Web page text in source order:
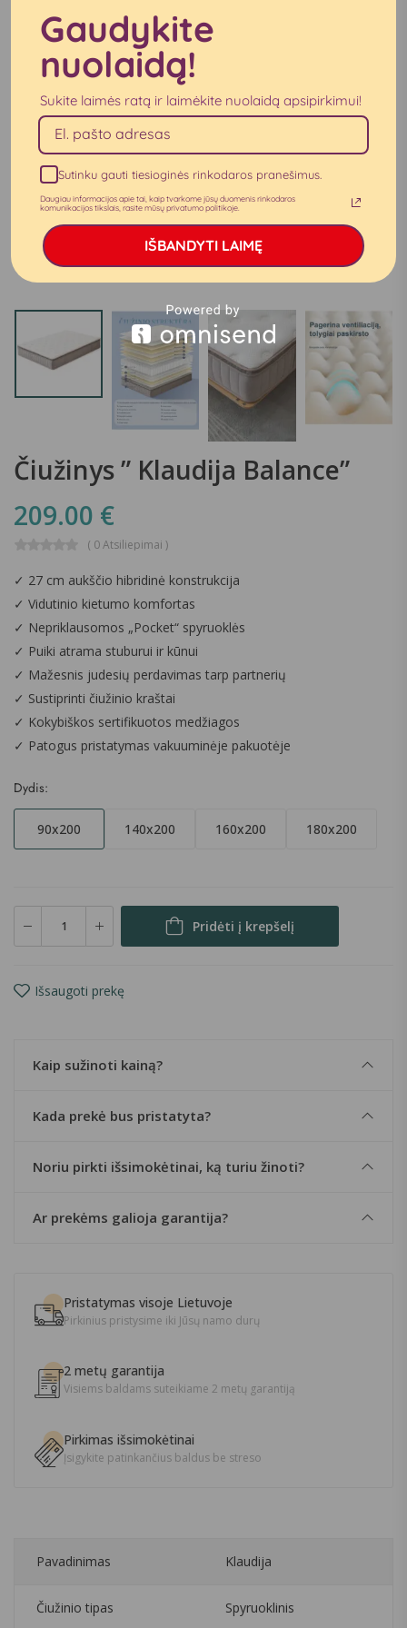
Čiužinys ” Klaudija Balance”
209.00 €
( 0 Atsiliepimai )
✓ 27 cm aukščio hibridinė konstrukcija
✓ Vidutinio kietumo komfortas
✓ Nepriklausomos „Pocket“ spyruoklės
✓ Puiki atrama stuburui ir kūnui
✓ Mažesnis judesių perdavimas tarp partnerių
✓ Sustiprinti čiužinio kraštai
✓ Kokybiškos sertifikuotos medžiagos
✓ Patogus pristatymas vakuuminėje pakuotėje
Dydis:
90x200 140x200 160x200 180x200
Pridėti į krepšelį
Išsaugoti prekę
Kaip sužinoti kainą?
Kada prekė bus pristatyta?
Noriu pirkti išsimokėtinai, ką turiu žinoti?
Ar prekėms galioja garantija?
Pristatymas visoje Lietuvoje
Pirkinius pristysime iki Jūsų namo durų
2 metų garantija
Visiems baldams suteikiame 2 metų garantiją
Pirkimas išsimokėtinai
Įsigykite patinkančius baldus be streso
Pavadinimas Klaudija
Čiužinio tipas Spyruoklinis
Gaudykite
nuolaidą!
Sukite laimės ratą ir laimėkite nuolaidą apsipirkimui!
Sutinku gauti tiesioginės rinkodaros pranešimus.
Daugiau informacijos apie tai, kaip tvarkome jūsų duomenis rinkodaros
komunikacijos tikslais, rasite mūsų privatumo politikoje.
IŠBANDYTI LAIMĘ